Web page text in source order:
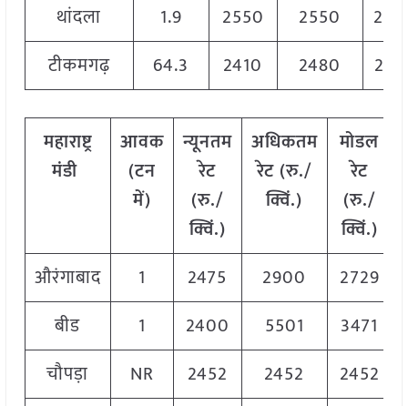
थांदला
1.9 2550 2550
टीकमगढ़
64.3 2410 2480
महाराष्ट्र
मंडी
आवक
(टन
में)
न्यूनतम
रेट
(रु./
क्विं.)
अधिकतम
रेट (रु./
क्विं.)
मोडल
रेट
(रु./
क्विं.)
औरंगाबाद
1 2475 2900
2729
बीड
1 2400 5501
3471
चौपड़ा
NR 2452 2452
2452